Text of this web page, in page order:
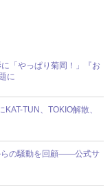
「やっぱり菊岡！」『お
に
TUN、TOKIO解散、
らの騒動を回顧――公式サ